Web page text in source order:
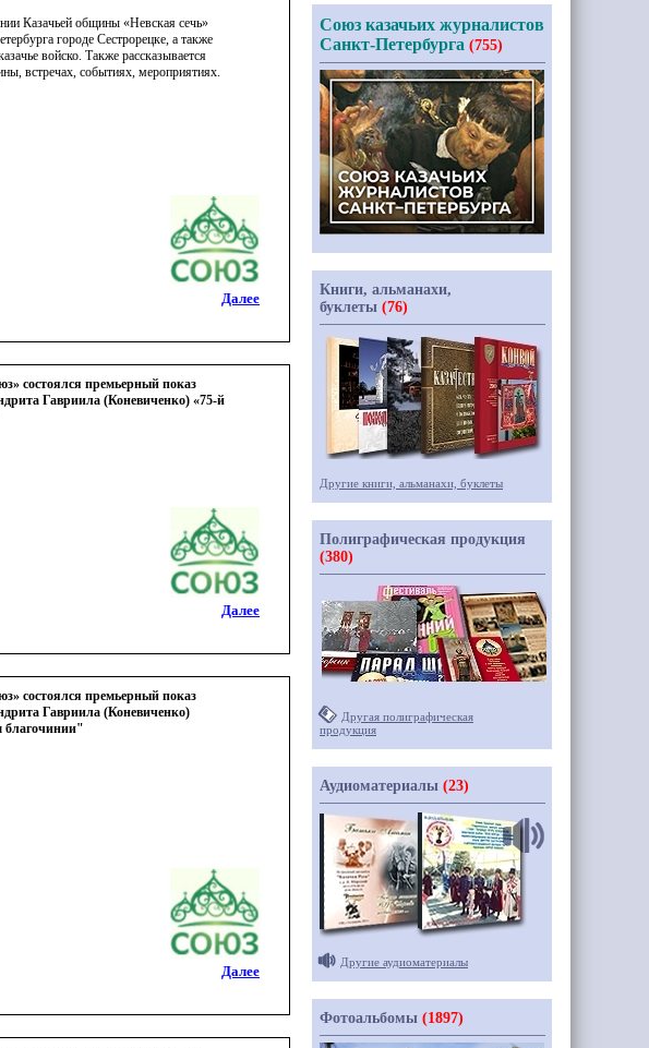
Казачьей общины «Невская сечь»
городе Сестрорецке, а также
войско. Также рассказывается
встречах, событиях, мероприятиях.
Далее
состоялся премьерный показ
Гавриила (Коневиченко) «75-й
Далее
состоялся премьерный показ
Гавриила (Коневиченко)
благочинии"
Далее
Союз казачьих журналистов
Санкт-Петербурга (755)
Книги, альманахи,
буклеты (76)
Другие книги, альманахи, буклеты
Полиграфическая продукция
(380)
Другая полиграфическая
продукция
Аудиоматериалы (23)
Другие аудиоматериалы
Фотоальбомы (1897)